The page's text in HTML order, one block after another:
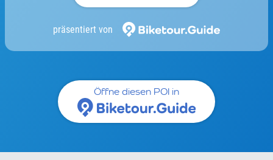
präsentiert von
Öffne diesen POI in